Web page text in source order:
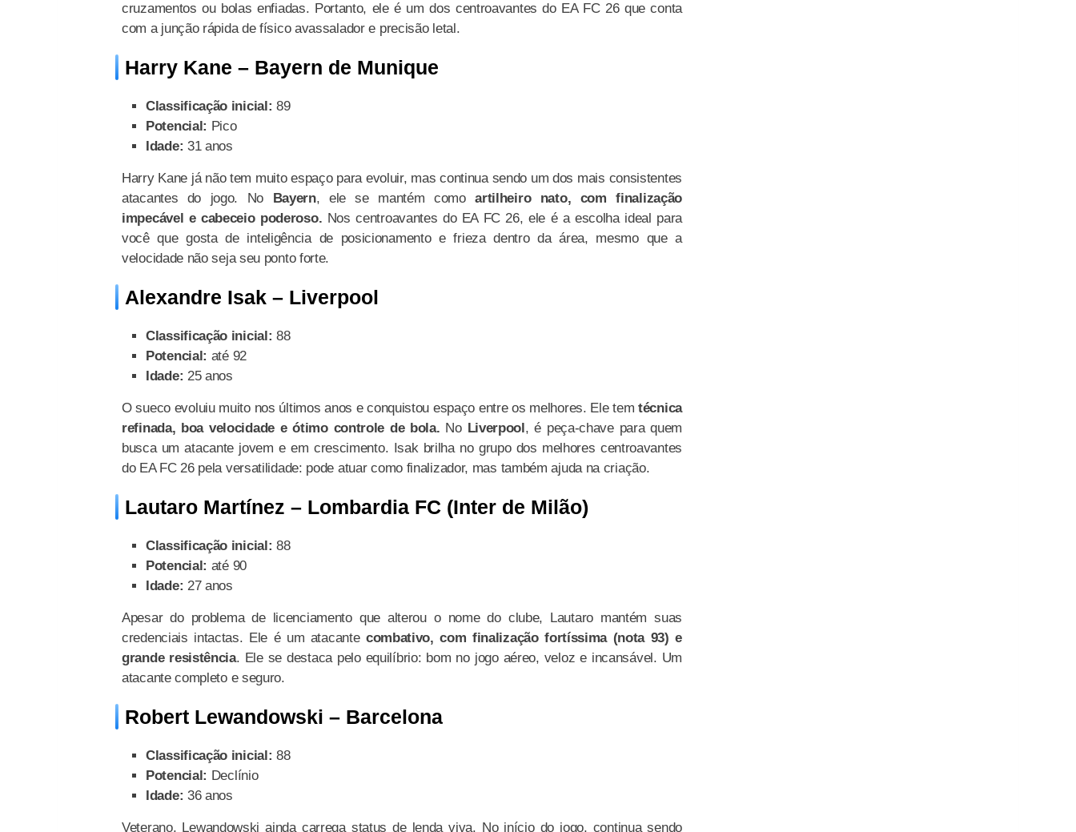
cruzamentos ou bolas enfiadas. Portanto, ele é um dos centroavantes do EA FC 26 que conta
com a junção rápida de físico avassalador e precisão letal.
Harry Kane – Bayern de Munique
Classificação inicial: 89
Potencial: Pico
Idade: 31 anos
Harry Kane já não tem muito espaço para evoluir, mas continua sendo um dos mais consistentes
atacantes do jogo. No
Bayern, ele se mantém comoartilheiro nato, com finalização
impecável e cabeceio poderoso. Nos centroavantes do EA FC 26, ele é a escolha ideal para
você que gosta de inteligência de posicionamento e frieza dentro da área, mesmo que a
velocidade não seja seu ponto forte.
Alexandre Isak – Liverpool
Classificação inicial: 88
Potencial: até 92
Idade: 25 anos
O sueco evoluiu muito nos últimos anos e conquistou espaço entre os melhores. Ele temtécnica
refinada, boa velocidade e ótimo controle de bola. No Liverpool , é peça-chave para quem
busca um atacante jovem e em crescimento. Isak brilha no grupo dos melhores centroavantes
do EA FC 26 pela versatilidade: pode atuar como finalizador, mas também ajuda na criação.
Lautaro Martínez – Lombardia FC (Inter de Milão)
Classificação inicial: 88
Potencial: até 90
Idade: 27 anos
Apesar do problema de licenciamento que alterou o nome do clube, Lautaro mantém suas
credenciais intactas. Ele é um atacante combativo, com finalização fortíssima (nota 93) e
grande resistência. Ele se destaca pelo equilíbrio: bom no jogo aéreo, veloz e incansável. Um
atacante completo e seguro.
Robert Lewandowski – Barcelona
Classificação inicial: 88
Potencial: Declínio
Idade: 36 anos
Veterano, Lewandowski ainda carrega status de lenda viva. No início do jogo, continua sendo